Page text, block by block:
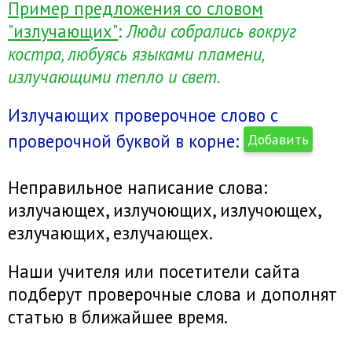
Пример предложения со словом
"излучающих":Люди собрались вокруг
костра, любуясь языками пламени,
излучающими тепло и свет.
Излучающих проверочное слово с
проверочной буквой в корне: Добавить
Неправильное написание слова:
излучающех, излучоющих, излучоющех,
езлучающих, езлучающех.
Наши учителя или посетители сайта
подберут проверочные слова и дополнят
статью в ближайшее время.